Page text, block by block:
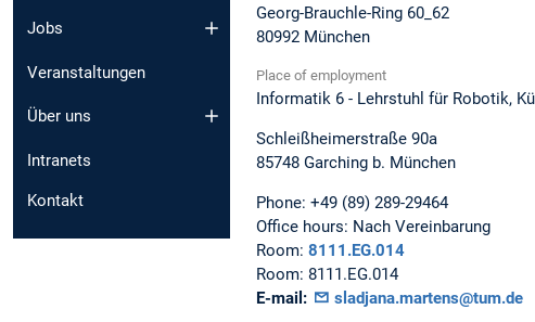
Jobs
Veranstaltungen
Über uns
Intranets
Kontakt
Georg-Brauchle-Ring 60_62
80992 München
Place of employment
Informatik 6 - Lehrstuhl für Robotik,
Schleißheimerstraße 90a
85748 Garching b. München
Phone: +49 (89) 289-29464
Office hours: Nach Vereinbarung
Room: 8111.EG.014
Room: 8111.EG.014
E-mail:
sladjana.martens@tum.de